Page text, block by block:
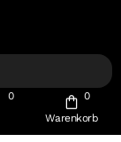
0
Warenkorb
0